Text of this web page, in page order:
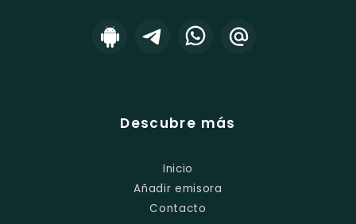
Descubre más
Inicio
Añadir emisora
Contacto